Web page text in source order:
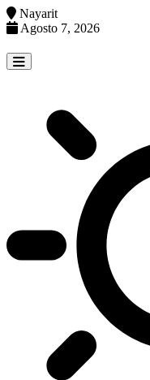
Nayarit
Agosto 7, 2026
to
content